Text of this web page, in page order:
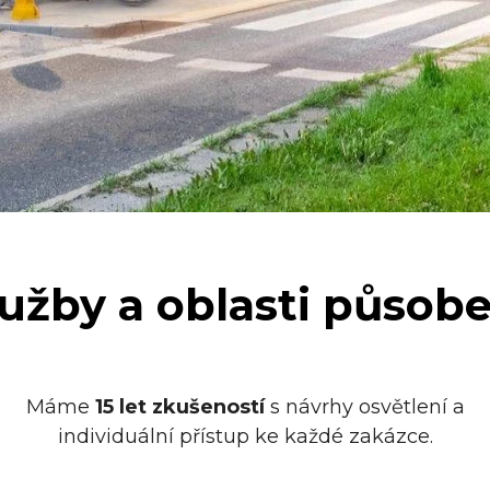
a oblasti
Máme 15 let zkušenostís návrhy osvětlení a
individuální přístup ke každé zakázce.